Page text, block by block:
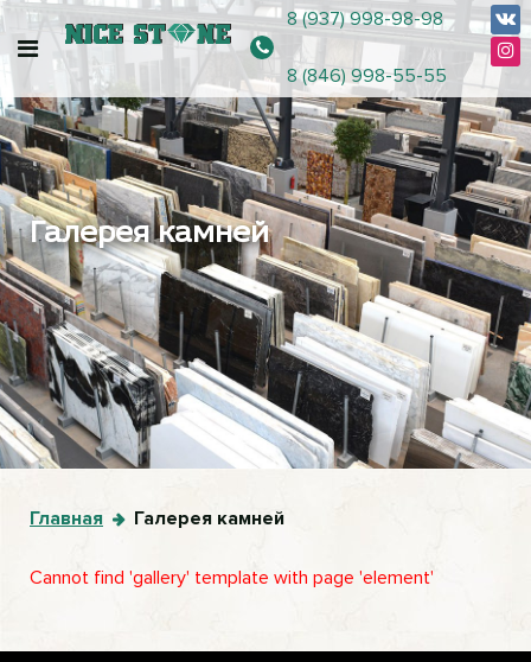
8 (937) 998-98-98
8 (846) 998-55-55
Галерея камней
Главная Галерея камней
Cannot find 'gallery' template with page 'element'